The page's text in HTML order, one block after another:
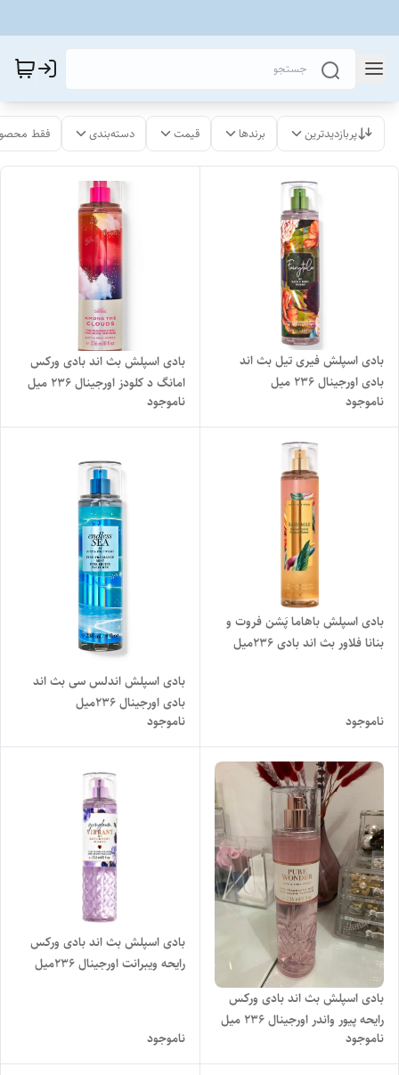
پربازدیدترین برندها قیمت دسته‌بندی فقط
بادی اسپلش فیری تیل بث اند
بادی اورجینال ۲۳۶ میل
ناموجود
بادی اسپلش بث اند بادی ورکس
امانگ د کلودز اورجینال 236 میل
ناموجود
بادی اسپلش باهاما پَشن فروت و
بنانا فلاور بث اند بادی 236میل
ناموجود
بادی اسپلش اندلس سی بث اند
بادی اورجینال 236میل
ناموجود
بادی اسپلش بث اند بادی ورکس
رایحه پیور واندر اورجینال ۲۳۶ میل
ناموجود
بادی اسپلش بث اند بادی ورکس
رایحه ویبرانت اورجینال 236میل
ناموجود